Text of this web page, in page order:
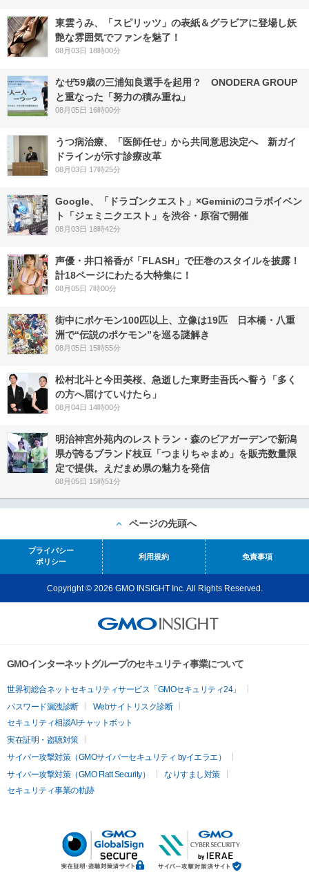
東雲うみ、「スピリッツ」の表紙＆グラビアに登場し妖
艶な雰囲気でファンを魅了！
08月03日 18時00分
なぜ59歳の三浦知良選手を起用？ ONODERA GROUP
と重なった「努力の積み重ね」
08月05日 16時00分
うつ病治療、「医師任せ」から共同意思決定へ 新ガイ
ドラインが示す診療改革
08月03日 17時25分
Google、「ドラゴンクエスト」×Geminiのコラボイベン
ト「ジェミニクエスト」を渋谷・原宿で開催
08月03日 18時42分
声優・井口裕香が「FLASH」で圧巻のスタイルを披露！
計18ページにわたる大特集に！
08月05日 7時00分
街中にポケモン100匹以上、立像は19匹 日本橋・八重
洲で“伝説のポケモン”を巡る謎解き
08月05日 15時55分
松村北斗と今田美桜、急逝した東野圭吾氏へ誓う「多く
の方へ届けていけたら」
08月04日 14時00分
明治神宮外苑内のレストラン・森のビアガーデンで新潟
県が誇るブランド枝豆「つまりちゃまめ」を販売数量限
定で提供。えだまめ県の魅力を発信
08月05日 15時51分
ページの先頭へ
プライバシー
ポリシー
利用規約 免責事項
Copyright © 2026 GMO INSIGHT Inc. All Rights Reserved.
GMOインターネットグループのセキュリティ事業について
世界初総合ネットセキュリティサービス「GMOセキュリティ24」
パスワード漏洩診断
Webサイトリスク診断
セキュリティ相談AIチャットボット
実在証明・盗聴対策
サイバー攻撃対策（GMOサイバーセキュリティ byイエラエ）
サイバー攻撃対策（GMO Flatt Security）
なりすまし対策
セキュリティ事業の軌跡